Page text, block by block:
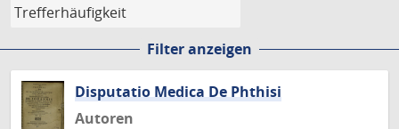
Filter anzeigen
Disputatio Medica De Phthisi
Autoren